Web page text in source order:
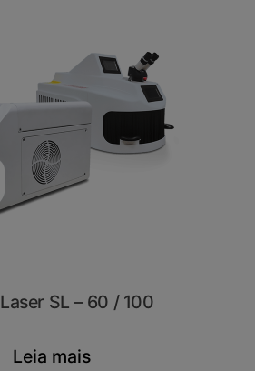
SL – 60 / 100
Leia mais